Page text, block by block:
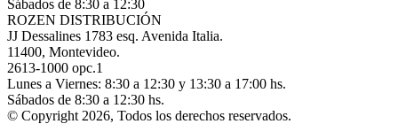
Sábados de 8:30 a 12:30
ROZEN DISTRIBUCIÓN
JJ Dessalines 1783 esq. Avenida Italia.
11400, Montevideo.
2613-1000 opc.1
Lunes a Viernes: 8:30 a 12:30 y 13:30 a 17:00 hs.
Sábados de 8:30 a 12:30 hs.
© Copyright 2026, Todos los derechos reservados.